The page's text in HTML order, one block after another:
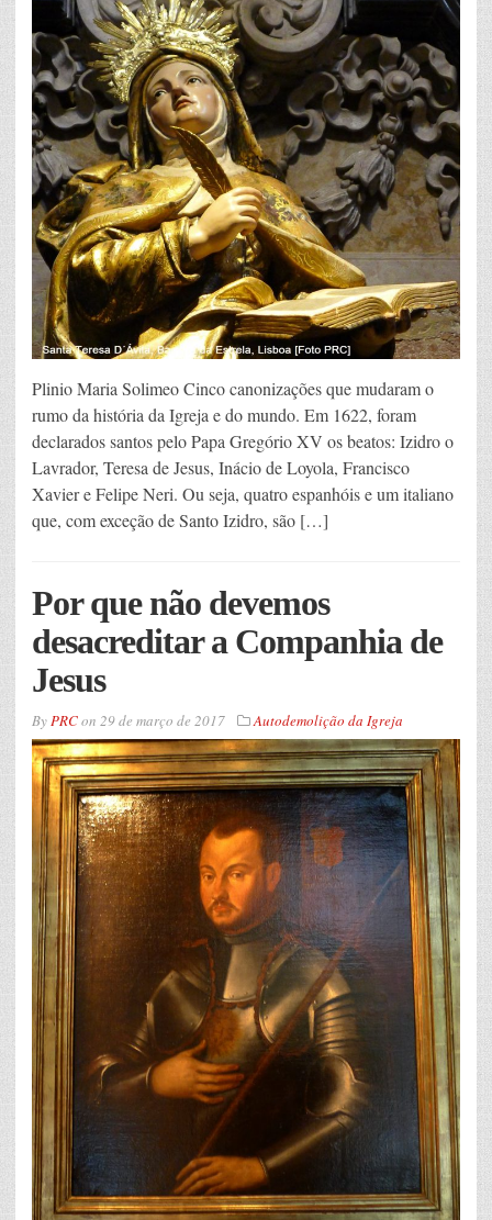
Plinio Maria Solimeo Cinco canonizações que mudaram o
rumo da história da Igreja e do mundo. Em 1622, foram
declarados santos pelo Papa Gregório XV os beatos: Izidro o
Lavrador, Teresa de Jesus, Inácio de Loyola, Francisco
Xavier e Felipe Neri. Ou seja, quatro espanhóis e um italiano
que, com exceção de Santo Izidro, são […]
Por que não devemos
desacreditar a Companhia de
Jesus
By PRCon 29 de março de 2017 Autodemolição da Igreja